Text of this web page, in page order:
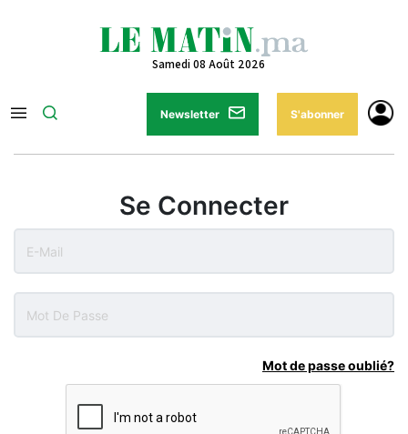
Samedi 08 Août 2026
Newsletter S'abonner
Se Connecter
Mot de passe oublié?